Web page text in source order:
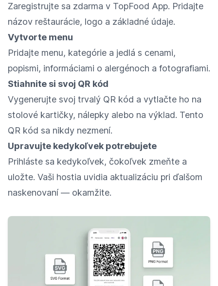
Zaregistrujte sa zdarma v TopFood App. Pridajte
názov reštaurácie, logo a základné údaje.
Vytvorte menu
Pridajte menu, kategórie a jedlá s cenami,
popismi, informáciami o alergénoch a fotografiami.
Stiahnite si svoj QR kód
Vygenerujte svoj trvalý QR kód a vytlačte ho na
stolové kartičky, nálepky alebo na výklad. Tento
QR kód sa nikdy nezmení.
Upravujte kedykoľvek potrebujete
Prihláste sa kedykoľvek, čokoľvek zmeňte a
uložte. Vaši hostia uvidia aktualizáciu pri ďalšom
naskenovaní — okamžite.